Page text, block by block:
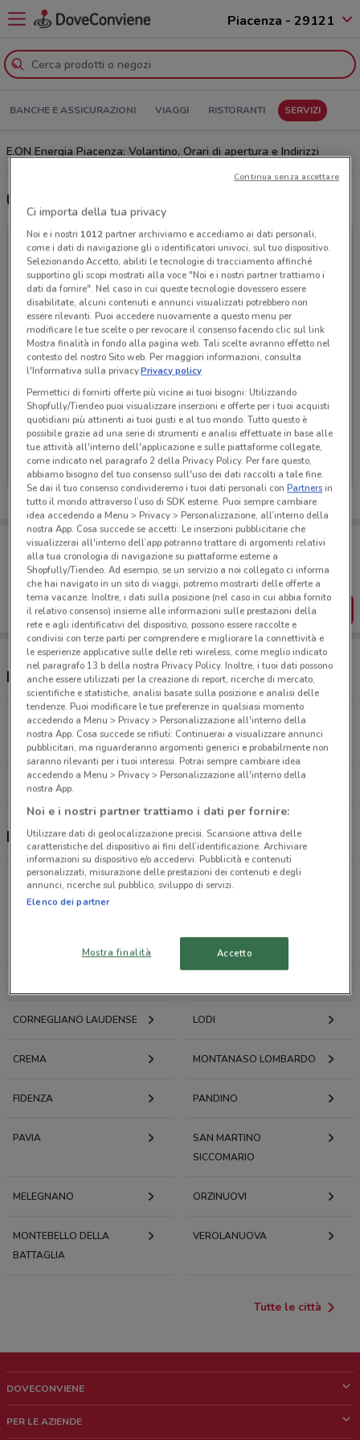
Piacenza - 29121
BANCHE E ASSICURAZIONI VIAGGI RISTORANTI SERVIZI
E.ON Energia Piacenza: Volantino, Orari di apertura e Indirizzi
Ultime offerte del volantino E.ON Energia
Ci dispiace, al momento non abbiamo pubblicato
volantini nella tua zona. Riprova più tardi.
Porta DoveConviene sempre con te!
Puoi trovare le migliori offerte dei negozi vicino a te,
salvarle e creare la tua lista del risparmio, comodamente
dal tuo cellulare.
SCARICA L’APP
Negozi E.ON Energia a Piacenza
Via Nino Dall'Oro, 24 Lodi
31.5 km
CHIUSO
Tutti i negozi E.ON Energia
E.ON Energia, offerte e negozi
Offerte volantini e cataloghi per città nelle vicinanze
ROTTOFRENO
CORNEGLIANO LAUDENSE LODI
CREMA MONTANASO LOMBARDO
FIDENZA PANDINO
PAVIA
SAN MARTINO
SICCOMARIO
MELEGNANO ORZINUOVI
MONTEBELLO DELLA
BATTAGLIA
VEROLANUOVA
Tutte le città
DOVECONVIENE
PER LE AZIENDE
Ci importa della tua privacy
Noi e i nostri 1012partner archiviamo e accediamo ai dati personali,
come i dati di navigazione gli o identificatori univoci, sul tuo dispositivo.
Selezionando Accetto, abiliti le tecnologie di tracciamento affinché
supportino gli scopi mostrati alla voce "Noi e i nostri partner trattiamo i
dati da fornire". Nel caso in cui queste tecnologie dovessero essere
disabilitate, alcuni contenuti e annunci visualizzati potrebbero non
essere rilevanti. Puoi accedere nuovamente a questo menu per
modificare le tue scelte o per revocare il consenso facendo clic sul link
Mostra finalità in fondo alla pagina web. Tali scelte avranno effetto nel
contesto del nostro Sito web. Per maggiori informazioni, consulta
l'Informativa sulla privacy.Privacy policy
Permettici di fornirti offerte più vicine ai tuoi bisogni: Utilizzando
Shopfully/Tiendeo puoi visualizzare inserzioni e offerte per i tuoi acquisti
quotidiani più attinenti ai tuoi gusti e al tuo mondo. Tutto questo è
possibile grazie ad una serie di strumenti e analisi effettuate in base alle
tue attività all'interno dell'applicazione e sulle piattaforme collegate,
come indicato nel paragrafo 2 della Privacy Policy. Per fare questo,
abbiamo bisogno del tuo consenso sull'uso dei dati raccolti a tale fine.
Se dai il tuo consenso condivideremo i tuoi dati personali conPartnersin
tutto il mondo attraverso l’uso di SDK esterne. Puoi sempre cambiare
idea accedendo a Menu > Privacy > Personalizzazione, all’interno della
nostra App. Cosa succede se accetti: Le inserzioni pubblicitarie che
visualizzerai all'interno dell’app potranno trattare di argomenti relativi
alla tua cronologia di navigazione su piattaforme esterne a
Shopfully/Tiendeo. Ad esempio, se un servizio a noi collegato ci informa
che hai navigato in un sito di viaggi, potremo mostrarti delle offerte a
tema vacanze. Inoltre, i dati sulla posizione (nel caso in cui abbia fornito
il relativo consenso) insieme alle informazioni sulle prestazioni della
rete e agli identificativi del dispositivo, possono essere raccolte e
condivisi con terze parti per comprendere e migliorare la connettività e
le esperienze applicative sulle delle reti wireless, come meglio indicato
nel paragrafo 13.b della nostra Privacy Policy. Inoltre, i tuoi dati possono
anche essere utilizzati per la creazione di report, ricerche di mercato,
scientifiche e statistiche, analisi basate sulla posizione e analisi delle
tendenze. Puoi modificare le tue preferenze in qualsiasi momento
accedendo a Menu > Privacy > Personalizzazione all'interno della
nostra App. Cosa succede se rifiuti: Continuerai a visualizzare annunci
pubblicitari, ma riguarderanno argomenti generici e probabilmente non
saranno rilevanti per i tuoi interessi. Potrai sempre cambiare idea
accedendo a Menu > Privacy > Personalizzazione all'interno della
nostra App.
Noi e i nostri partner trattiamo i dati per fornire:
Utilizzare dati di geolocalizzazione precisi. Scansione attiva delle
caratteristiche del dispositivo ai fini dell’identificazione. Archiviare
informazioni su dispositivo e/o accedervi. Pubblicità e contenuti
personalizzati, misurazione delle prestazioni dei contenuti e degli
annunci, ricerche sul pubblico, sviluppo di servizi.
Elenco dei partner
Mostra finalità Accetto
Continua senza accettare